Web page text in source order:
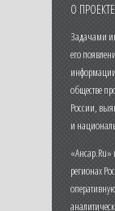
О ПРОЕКТЕ
Задачами
его
обществе
России,
и
«Ансар.Ru»
регионах